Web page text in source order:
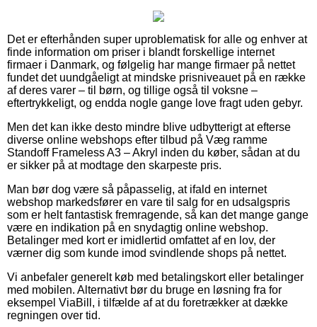
Det er efterhånden super uproblematisk for alle og enhver at
finde information om priser i blandt forskellige internet
firmaer i Danmark, og følgelig har mange firmaer på nettet
fundet det uundgåeligt at mindske prisniveauet på en række
af deres varer – til børn, og tillige også til voksne –
eftertrykkeligt, og endda nogle gange love fragt uden gebyr.
Men det kan ikke desto mindre blive udbytterigt at efterse
diverse online webshops efter tilbud på Væg ramme
Standoff Frameless A3 – Akryl inden du køber, sådan at du
er sikker på at modtage den skarpeste pris.
Man bør dog være så påpasselig, at ifald en internet
webshop markedsfører en vare til salg for en udsalgspris
som er helt fantastisk fremragende, så kan det mange gange
være en indikation på en snydagtig online webshop.
Betalinger med kort er imidlertid omfattet af en lov, der
værner dig som kunde imod svindlende shops på nettet.
Vi anbefaler generelt køb med betalingskort eller betalinger
med mobilen. Alternativt bør du bruge en løsning fra for
eksempel ViaBill, i tilfælde af at du foretrækker at dække
regningen over tid.